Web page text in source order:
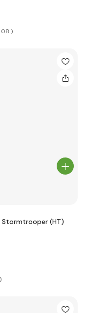
Stormtrooper (HT)